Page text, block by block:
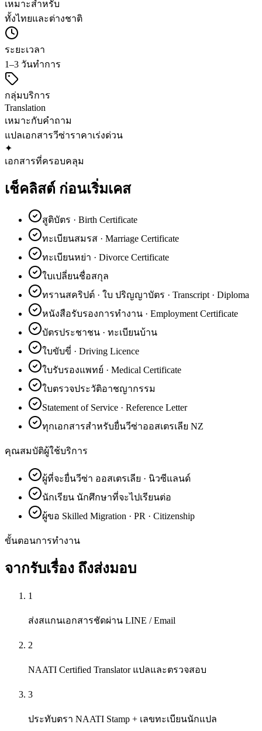
เหมาะสำหรับ
ทั้งไทยและต่างชาติ
ระยะเวลา
1–3 วันทำการ
กลุ่มบริการ
Translation
เหมาะกับคำถาม
แปลเอกสารวีซ่าราคาเร่งด่วน
✦
เอกสารที่ครอบคลุม
เช็คลิสต์ ก่อนเริ่มเคส
สูติบัตร · Birth Certificate
ทะเบียนสมรส · Marriage Certificate
ทะเบียนหย่า · Divorce Certificate
ใบเปลี่ยนชื่อสกุล
ทรานสคริปต์ · ใบ ปริญญาบัตร · Transcript · Diploma
หนังสือรับรองการทำงาน · Employment Certificate
บัตรประชาชน · ทะเบียนบ้าน
ใบขับขี่ · Driving Licence
ใบรับรองแพทย์ · Medical Certificate
ใบตรวจประวัติอาชญากรรม
Statement of Service · Reference Letter
ทุกเอกสารสำหรับยื่นวีซ่าออสเตรเลีย NZ
คุณสมบัติผู้ใช้บริการ
ผู้ที่จะยื่นวีซ่า ออสเตรเลีย · นิวซีแลนด์
นักเรียน นักศึกษาที่จะไปเรียนต่อ
ผู้ขอ Skilled Migration · PR · Citizenship
ขั้นตอนการทำงาน
จากรับเรื่อง ถึงส่งมอบ
1
ส่งสแกนเอกสารชัดผ่าน LINE / Email
2
NAATI Certified Translator แปลและตรวจสอบ
3
ประทับตรา NAATI Stamp + เลขทะเบียนนักแปล